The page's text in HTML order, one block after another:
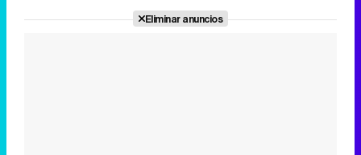
Eliminar anuncios